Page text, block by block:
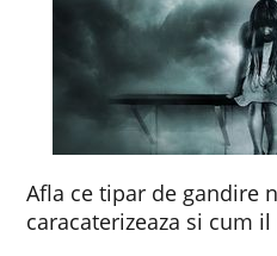
Afla ce tipar de gandire
caracaterizeaza si cum